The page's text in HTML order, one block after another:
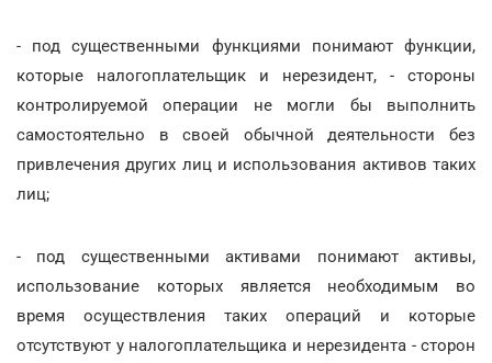
- под существенными функциями понимают функции,
которые налогоплательщик и нерезидент, - стороны
контролируемой операции не могли бы выполнить
самостоятельно в своей обычной деятельности без
привлечения других лиц и использования активов таких
лиц;
- под существенными активами понимают активы,
использование которых является необходимым во
время осуществления таких операций и которые
отсутствуют у налогоплательщика и нерезидента - сторон